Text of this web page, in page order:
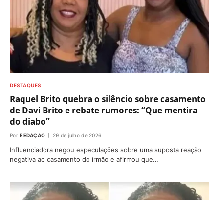
DESTAQUES
Raquel Brito quebra o silêncio sobre casamento
de Davi Brito e rebate rumores: “Que mentira
do diabo”
Por REDAÇÃO 29 de julho de 2026
Influenciadora negou especulações sobre uma suposta reação
negativa ao casamento do irmão e afirmou que…